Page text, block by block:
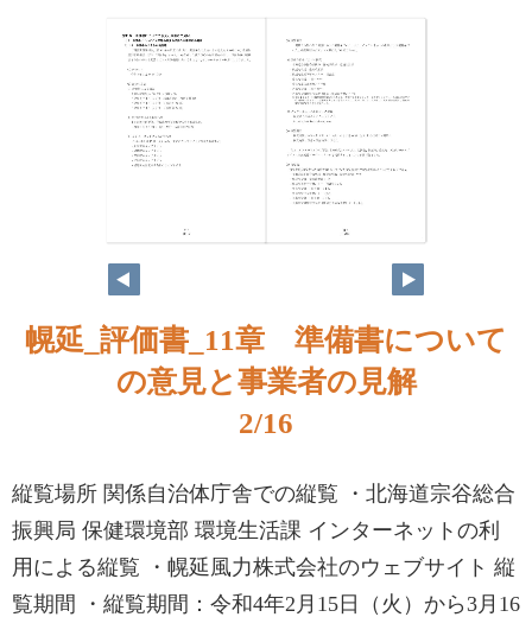
幌延_評価書_11章 準備書について
の意見と事業者の見解
2/16
縦覧場所 関係自治体庁舎での縦覧 ・北海道宗谷総合
振興局 保健環境部 環境生活課 インターネットの利
用による縦覧 ・幌延風力株式会社のウェブサイト 縦
覧期間 ・縦覧期間：令和4年2月15日（火）から3月16